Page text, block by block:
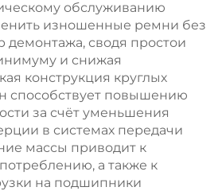
обслуживанию
изношенные ремни без
демонтажа, сводя простои
и снижая
конструкция круглых
способствует повышению
за счёт уменьшения
в системах передачи
массы приводит к
а также к
на подшипники